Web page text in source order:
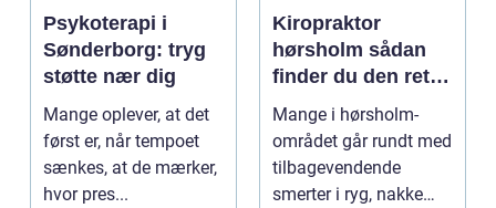
Psykoterapi i
Sønderborg: tryg
støtte nær dig
Mange oplever, at det
først er, når tempoet
sænkes, at de mærker,
hvor pres...
Kiropraktor
hørsholm sådan
finder du den rette
behandling i
nordsjælland
Mange i hørsholm-
området går rundt med
tilbagevendende
smerter i ryg, nakke